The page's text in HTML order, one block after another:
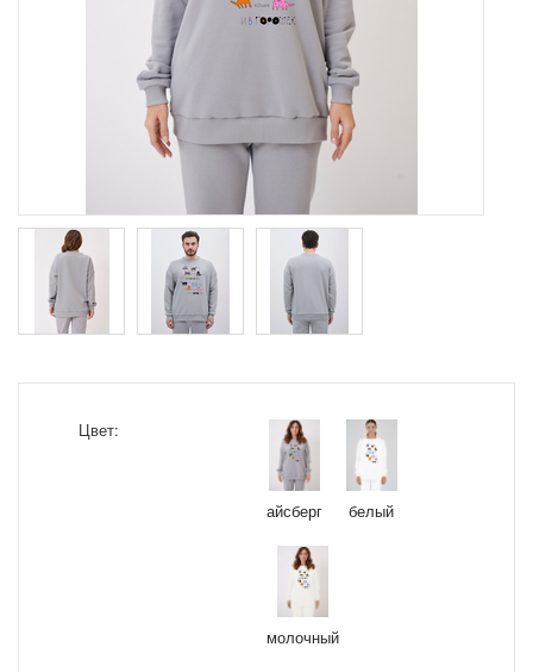
Цвет:
айсберг белый
молочный